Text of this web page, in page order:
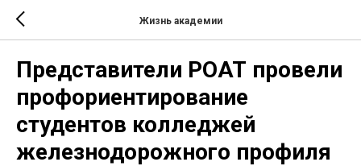
Жизнь академии
Представители РОАТ провели
профориентирование
студентов колледжей
железнодорожного профиля